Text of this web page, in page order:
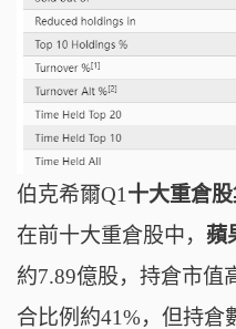
伯克希爾Q1 十大重倉股
在前十大重倉股中， 蘋
約7.89億股， 持倉市值
合比例約41%，但持倉